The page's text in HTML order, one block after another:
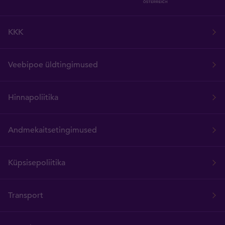
KKK
Veebipoe üldtingimused
Hinnapoliitika
Andmekaitsetingimused
Küpsisepoliitika
Transport